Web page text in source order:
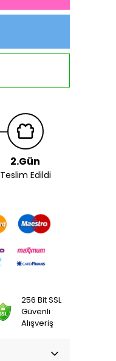
2.Gün
Teslim Edildi
256 Bit SSL
Güvenli
Alışveriş